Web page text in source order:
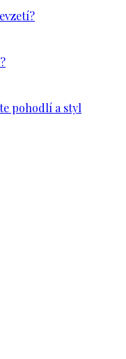
pohodlí a styl